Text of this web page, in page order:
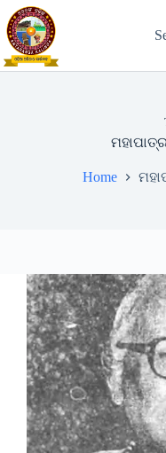
Skip
to
content
Home